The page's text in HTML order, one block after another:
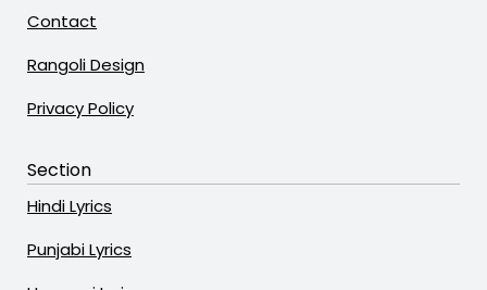
Contact
Rangoli Design
Privacy Policy
Section
Hindi Lyrics
Punjabi Lyrics